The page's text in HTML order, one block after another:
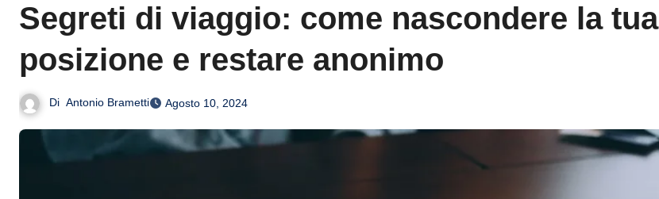
Segreti di viaggio: come nascondere la tua
posizione e restare anonimo
Di Antonio Brametti Agosto 10, 2024